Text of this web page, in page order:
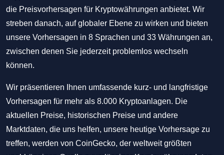
die Preisvorhersagen für Kryptowährungen anbietet. Wir
streben danach, auf globaler Ebene zu wirken und bieten
unsere Vorhersagen in 8 Sprachen und 33 Währungen an,
zwischen denen Sie jederzeit problemlos wechseln
können.
Wir präsentieren Ihnen umfassende kurz- und langfristige
Vorhersagen für mehr als 8.000 Kryptoanlagen. Die
aktuellen Preise, historischen Preise und andere
Marktdaten, die uns helfen, unsere heutige Vorhersage zu
treffen, werden von CoinGecko, der weltweit größten